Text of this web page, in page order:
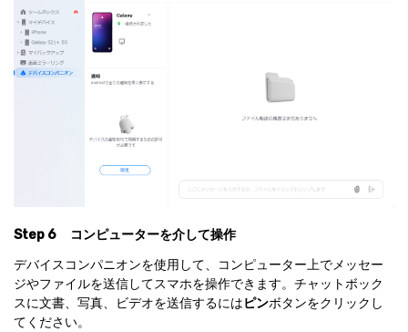
Step 6
コンピューターを介して操作
デバイスコンパニオンを使用して、コンピューター上でメッセー
ジやファイルを送信してスマホを操作できます。チャットボック
スに文書、写真、ビデオを送信するにはピンボタンをクリックし
てください。